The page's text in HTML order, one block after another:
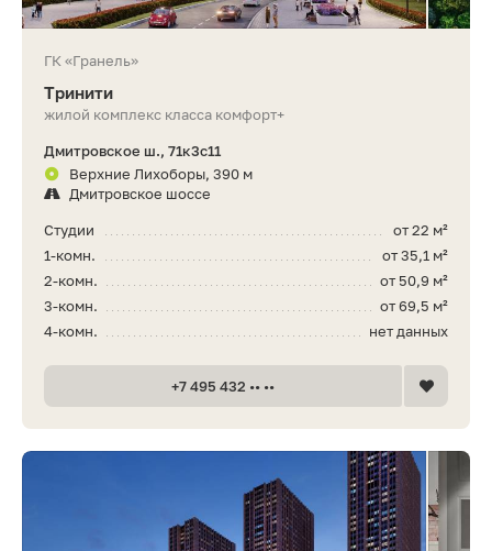
ГК «Гранель»
Тринити
жилой комплекс класса комфорт+
Дмитровское ш., 71к3с11
Верхние Лихоборы, 390 м
Дмитровское шоссе
от 22 м²
Студии
от 35,1 м²
1-комн.
от 50,9 м²
2-комн.
от 69,5 м²
3-комн.
нет данных
4-комн.
+7 495 432 •• ••